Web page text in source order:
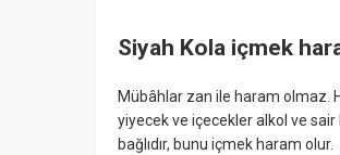
Siyah Kola içmek
Mübâhlar zan ile haram olmaz.
yiyecek ve içecekler alkol ve sair
bağlıdır, bunu içmek haram olur.